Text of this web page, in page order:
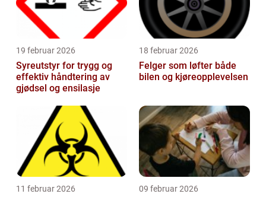
19 februar 2026
Syreutstyr for trygg og
effektiv håndtering av
gjødsel og ensilasje
18 februar 2026
Felger som løfter både
bilen og kjøreopplevelsen
11 februar 2026 09 februar 2026